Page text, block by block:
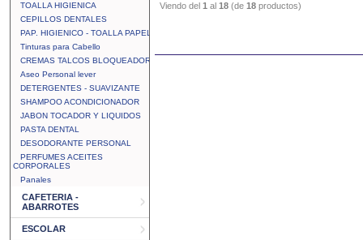
TOALLA HIGIENICA
CEPILLOS DENTALES
PAP. HIGIENICO - TOALLA PAPEL
Tinturas para Cabello
CREMAS TALCOS BLOQUEADOR
Aseo Personal lever
DETERGENTES - SUAVIZANTE
SHAMPOO ACONDICIONADOR
JABON TOCADOR Y LIQUIDOS
PASTA DENTAL
DESODORANTE PERSONAL
PERFUMES ACEITES
CORPORALES
Panales
CAFETERIA -
ABARROTES
ESCOLAR
Viendo del 1 al 18 (de 18 productos)